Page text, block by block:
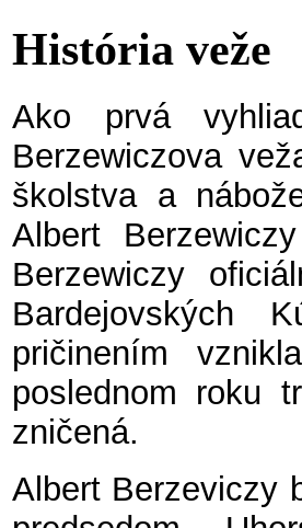
História veže
Ako prvá
Berzewiczova
školstva a
Albert
Berzewiczy
Bardejovských
pričinením
poslednom roku
zničená.
Albert Berzeviczy